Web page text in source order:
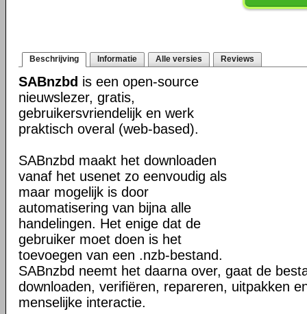
Beschrijving Informatie Alle versies Reviews
SABnzbd is een open-source
nieuwslezer, gratis,
gebruikersvriendelijk en werk
praktisch overal (web-based).
SABnzbd maakt het downloaden
vanaf het usenet zo eenvoudig als
maar mogelijk is door
automatisering van bijna alle
handelingen. Het enige dat de
gebruiker moet doen is het
toevoegen van een .nzb-bestand.
SABnzbd neemt het daarna over, gaat de
downloaden, verifiëren, repareren, uitpakken
menselijke interactie.